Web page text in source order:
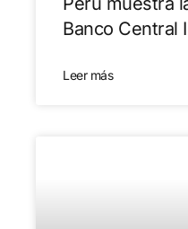
Banco Central
Leer más